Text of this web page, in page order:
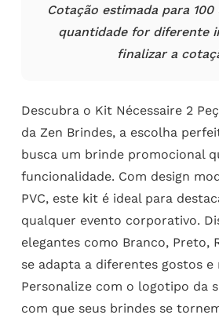
Cotação estimada para 100
quantidade for diferente
finalizar a
Descubra o Kit Nécessaire 2
da Zen Brindes, a escolha
busca um brinde promocional
funcionalidade. Com design
PVC, este kit é ideal para
qualquer evento corporativo.
elegantes como Branco, Preto,
se adapta a diferentes gostos e
Personalize com o logotipo da
com que seus brindes se